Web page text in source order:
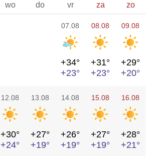
wo do vr za zo
07.08
+34°
+23°
08.08
+31°
+23°
09.08
+29°
+20°
12.08
+30°
+24°
13.08
+27°
+19°
14.08
+26°
+19°
15.08
+27°
+19°
16.08
+28°
+21°